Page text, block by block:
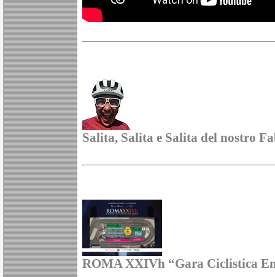
Salita, Salita e Salita del nostro
ROMA XXIVh “Gara Ciclistica